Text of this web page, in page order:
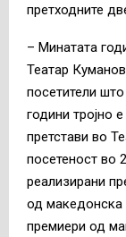
претходните
– Минатата
Театар
посетители
години тројно
претстави во
посетеност во
реализирани
од
премиери од